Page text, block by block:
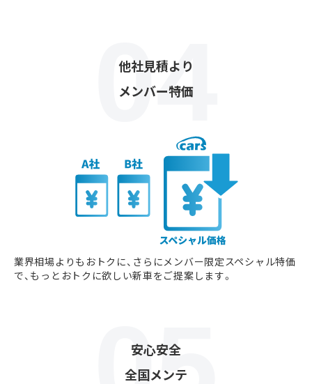
他社見積より
メンバー特価
業界相場よりもおトクに、さらにメンバー限定スペシャル特価
で、もっとおトクに欲しい新車をご提案します。
安心安全
全国メンテ